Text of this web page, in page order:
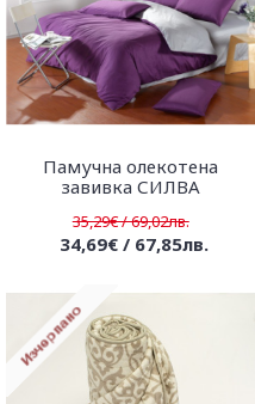
Памучна олекотена
завивка СИЛВА
35,29€ / 69,02лв.
34,69€ / 67,85лв.